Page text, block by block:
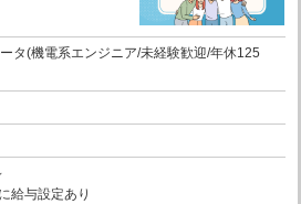
タ(機電系エンジニア/未経験歓迎/年休125
給与設定あり